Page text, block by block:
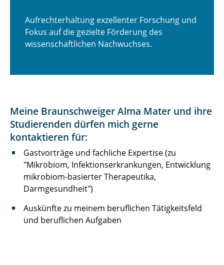
Aufrechterhaltung exzellenter Forschung und
Fokus auf die gezielte Förderung des
wissenschaftlichen Nachwuchses.
Meine Braunschweiger Alma Mater und ihre
Studierenden dürfen mich gerne
kontaktieren für:
Gastvorträge und fachliche Expertise (zu
"Mikrobiom, Infektionserkrankungen, Entwicklung
mikrobiom-basierter Therapeutika,
Darmgesundheit")
Auskünfte zu meinem beruflichen Tätigkeitsfeld
und beruflichen Aufgaben